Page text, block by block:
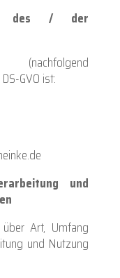
des / der
(nachfolgend
GVO ist:
und
Art, Umfang
und Nutzung